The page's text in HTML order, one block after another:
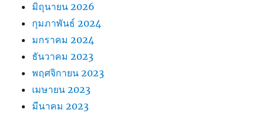
มิถุนายน 2026
กุมภาพันธ์ 2024
มกราคม 2024
ธันวาคม 2023
พฤศจิกายน 2023
เมษายน 2023
มีนาคม 2023